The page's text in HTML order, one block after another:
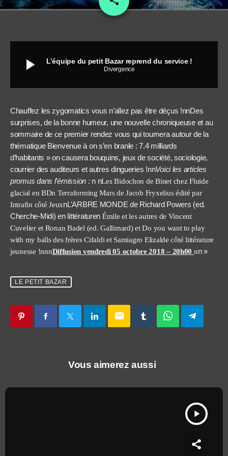
play_arrow L’équipe du petit Bazar reprend du service !
Divergence
Chauffez les zygomatics vous n’allez pas être déçus !nnDes
surprises, de la bonne humeur, une nouvelle chroniqueuse et au
sommaire de ce premier rendez vous qui tournera autour de la
thématique Bienvenue à on s’en branle : 7.4 milliards
d’habitants » on causera bouquins, jeux de société, sociologie,
courrier des auditeurs et autres dingueries !nnVoici les articles
promus dans l’émission : n nLes Bidochon de Binet chez Fluide
glacial en BDn Terraforming Mars de Jacob Fryxelius édité par
Intrafin côté JeuxnL’ARBRE MONDE de Richard Powers (ed.
Cherche-Midi) en littératuren Émile et les autres de Vincent
Cuvelier et Ronan Badel (ed. Gallimard) et Do you want to play
with my balls des frères Cifaldi et Samiagro Elizalde côté littérature
jeunesse !nnnDiffusion vendredi 05 octobre 2018 – 20h00 nn »
LE PETIT BAZAR
email
Vous aimerez aussi
play_arrow